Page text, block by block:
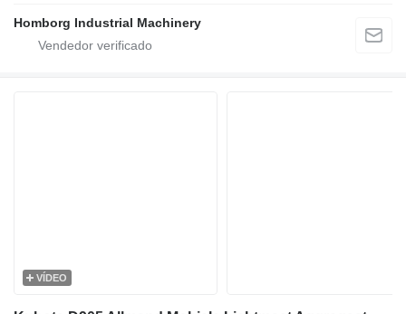
Homborg Industrial Machinery
VÍDEO